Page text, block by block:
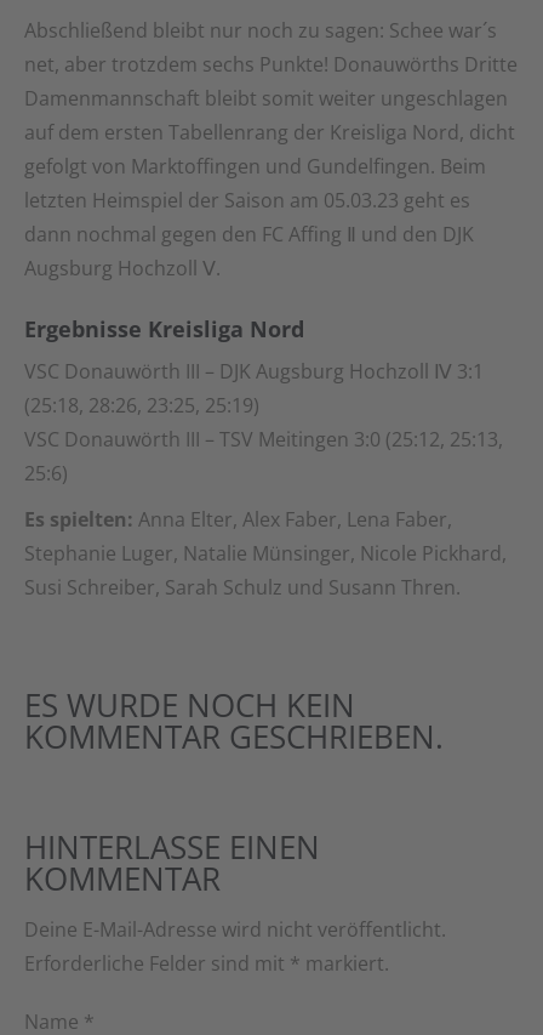
Abschließend bleibt nur noch zu sagen: Schee war´s
net, aber trotzdem sechs Punkte! Donauwörths Dritte
Damenmannschaft bleibt somit weiter ungeschlagen
auf dem ersten Tabellenrang der Kreisliga Nord, dicht
gefolgt von Marktoffingen und Gundelfingen. Beim
letzten Heimspiel der Saison am 05.03.23 geht es
dann nochmal gegen den FC Affing Ⅱ und den DJK
Augsburg Hochzoll Ⅴ.
Ergebnisse Kreisliga Nord
VSC Donauwörth III – DJK Augsburg Hochzoll Ⅳ 3:1
(25:18, 28:26, 23:25, 25:19)
VSC Donauwörth III – TSV Meitingen 3:0 (25:12, 25:13,
25:6)
Es spielten: Anna Elter, Alex Faber, Lena Faber,
Stephanie Luger, Natalie Münsinger, Nicole Pickhard,
Susi Schreiber, Sarah Schulz und Susann Thren.
ES WURDE NOCH KEIN
KOMMENTAR GESCHRIEBEN.
HINTERLASSE EINEN
KOMMENTAR
Deine E-Mail-Adresse wird nicht veröffentlicht.
Erforderliche Felder sind mit * markiert.
Name *